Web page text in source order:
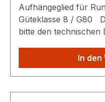
Aufhängeglied für
Güteklasse 8 / G80 Die Maße entnehmen Sie
bitte den technischen Details.
unserem Shop
die höheren
In den